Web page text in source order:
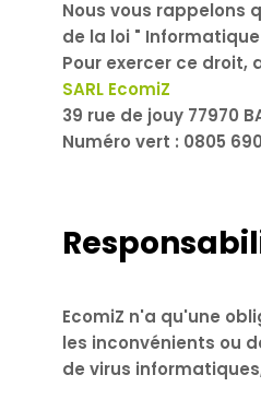
Nous vous rappelons
de la loi "
Pour exercer ce droit,
SARL EcomiZ
39 rue de jouy 77970
Numéro vert : 0805
EcomiZ n'a qu'une
les inconvénients ou
de virus